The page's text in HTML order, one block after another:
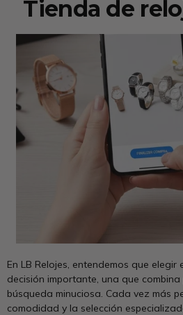
Tienda de
En LB Relojes, entendemos que
decisión importante, una que
búsqueda minuciosa. Cada vez más
comodidad y la selección